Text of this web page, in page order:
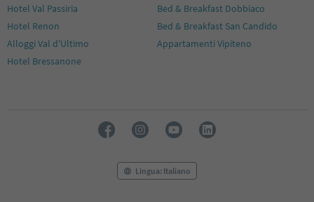
Hotel Val Passiria
Bed & Breakfast Dobbiaco
Hotel Renon
Bed & Breakfast San Candido
Alloggi Val d'Ultimo
Appartamenti Vipiteno
Hotel Bressanone
Lingua: Italiano